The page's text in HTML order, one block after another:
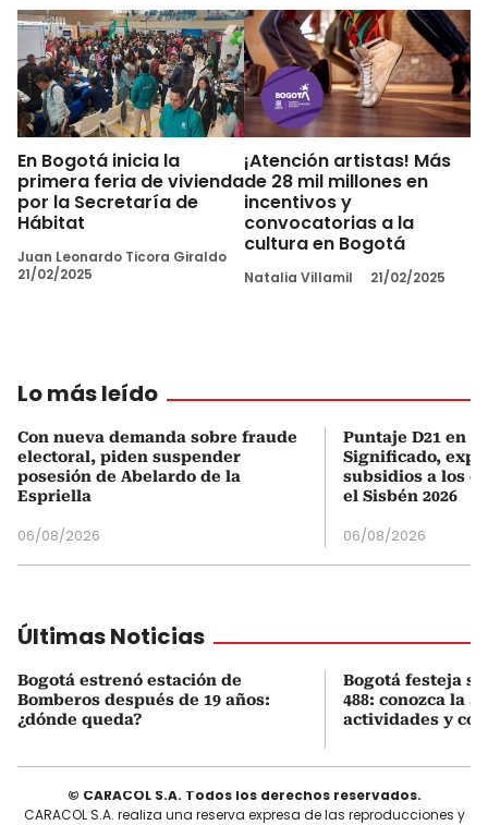
En Bogotá inicia la
primera feria de vivienda
por la Secretaría de
Hábitat
Juan Leonardo Ticora Giraldo
21/02/2025
¡Atención artistas! Más
de 28 mil millones en
incentivos y
convocatorias a la
cultura en Bogotá
Natalia Villamil 21/02/2025
Lo más leído
Con nueva demanda sobre fraude
electoral, piden suspender
posesión de Abelardo de la
Espriella
06/08/2026
Puntaje D21 en
Significado,
subsidios a los
el Sisbén 2026
06/08/2026
Últimas Noticias
Bogotá estrenó estación de
Bomberos después de 19 años:
¿dónde queda?
Bogotá festeja
488: conozca la
actividades y
© CARACOL S.A. Todos los derechos reservados.
CARACOL S.A. realiza una reserva expresa de las reproducciones y